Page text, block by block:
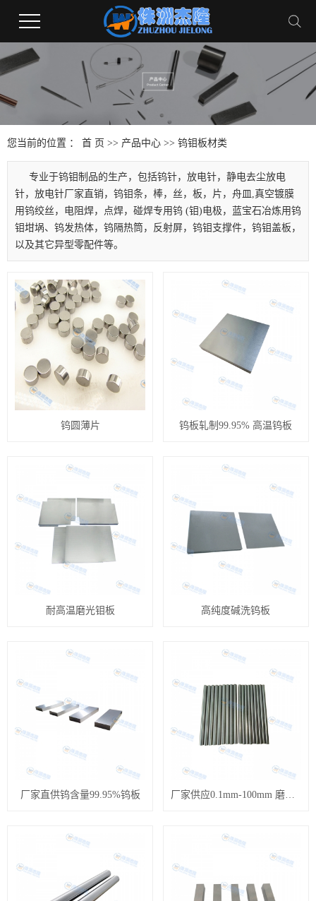
您当前的位置 ： 首 页 >> 产品中心 >> 钨钼板材类
专业于钨钼制品的生产，包括钨针，放电针，静电去尘放电
针，放电针厂家直销，钨钼条，棒，丝，板，片，舟皿,真空镀膜
用钨绞丝，电阻焊，点焊，碰焊专用钨 (钼)电极，蓝宝石冶炼用钨
钼坩埚、钨发热体，钨隔热筒，反射屏，钨钼支撑件，钨钼盖板，
以及其它异型零配件等。
钨圆薄片 钨板轧制99.95% 高温钨板
耐高温磨光钼板 高纯度碱洗钨板
厂家直供钨含量99.95%钨板 厂家供应0.1mm-100mm 磨光钨棒 黑皮钨棒